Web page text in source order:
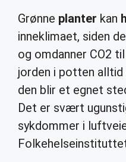
Grønne planter kan
inneklimaet, siden
og omdanner CO2
jorden i potten
den blir et egnet
Det er svært
sykdommer i